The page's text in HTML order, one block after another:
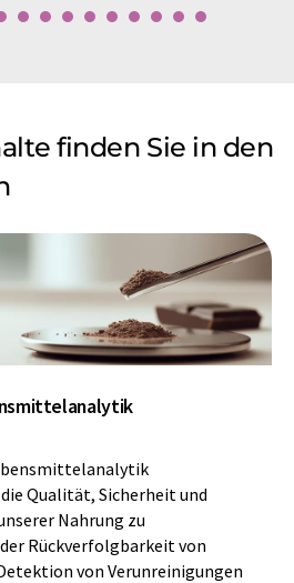
finden Sie in den
Qualität, Sicherheit und
Nahrung zu
Rückverfolgbarkeit von
von Verunreinigungen